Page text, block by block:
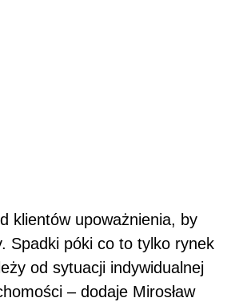
klientów upoważnienia, by
Spadki póki co to tylko rynek
od sytuacji indywidualnej
– dodaje Mirosław